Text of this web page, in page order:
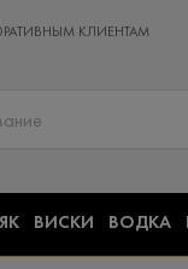
КЛИЕНТАМ
ВИСКИ ВОДКА